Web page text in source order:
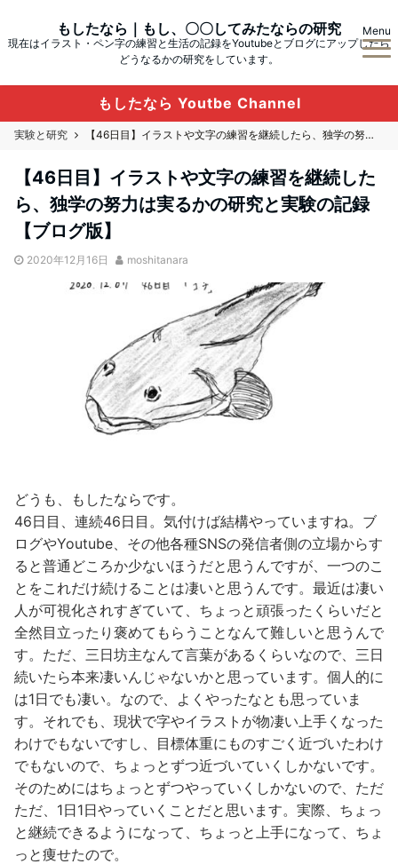
もしたなら｜もし、〇〇してみたならの研究
現在はイラスト・ペン字の練習と生活の記録をYoutubeとブログにアップしたら
どうなるかの研究をしています。
Menu
もしたなら Youtbe Channel
実験と研究 【46日目】イラストや文字の練習を継続したら、独学の努力は実るかの研究と実験の記録【ブログ版】
【46日目】イラストや文字の練習を継続した
ら、独学の努力は実るかの研究と実験の記録
【ブログ版】
2020年12月16日 moshitanara
どうも、もしたならです。
46日目、連続46日目。気付けば結構やっていますね。ブ
ログやYoutube、その他各種SNSの発信者側の立場からす
ると普通どころか少ないほうだと思うんですが、一つのこ
とをこれだけ続けることは凄いと思うんです。最近は凄い
人が可視化されすぎていて、ちょっと頑張ったくらいだと
全然目立ったり褒めてもらうことなんて難しいと思うんで
す。ただ、三日坊主なんて言葉があるくらいなので、三日
続いたら本来凄いんじゃないかと思っています。個人的に
は1日でも凄い。なので、よくやったなとも思っていま
す。それでも、現状で字やイラストが物凄い上手くなった
わけでもないですし、目標体重にものすごく近づいたわけ
でもないので、ちょっとずつ近づいていくしかないです。
そのためにはちょっとずつやっていくしかないので、ただ
ただ、1日1日やっていくことだと思います。実際、ちょっ
と継続できるようになって、ちょっと上手になって、ちょ
っと痩せたので。